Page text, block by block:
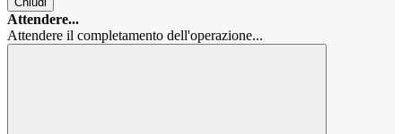
Attendere...
Attendere il completamento dell'operazione...